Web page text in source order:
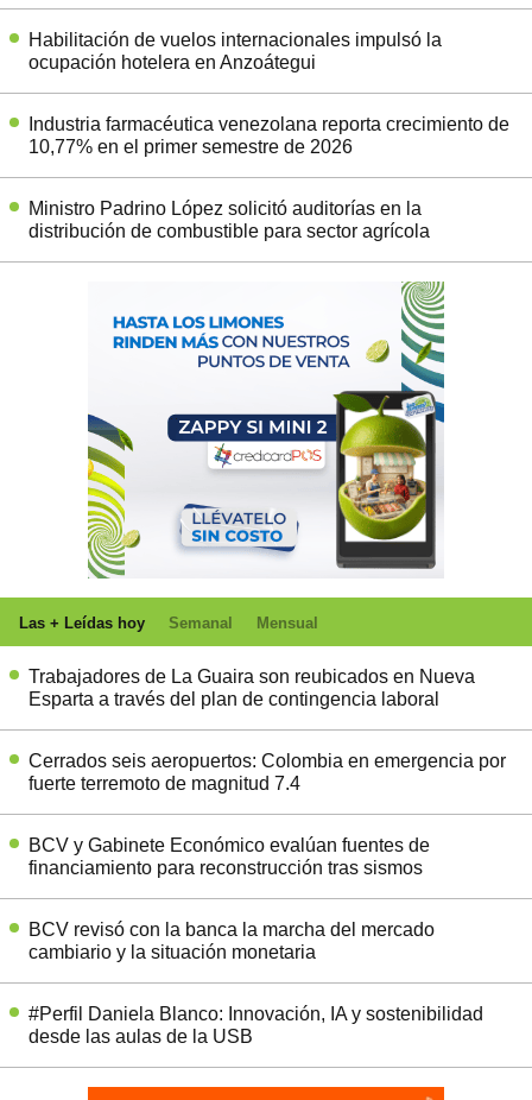
Habilitación de vuelos internacionales impulsó la
ocupación hotelera en Anzoátegui
Industria farmacéutica venezolana reporta crecimiento de
10,77% en el primer semestre de 2026
Ministro Padrino López solicitó auditorías en la
distribución de combustible para sector agrícola
Las + Leídas hoy Semanal Mensual
Trabajadores de La Guaira son reubicados en Nueva
Esparta a través del plan de contingencia laboral
Cerrados seis aeropuertos: Colombia en emergencia por
fuerte terremoto de magnitud 7.4
BCV y Gabinete Económico evalúan fuentes de
financiamiento para reconstrucción tras sismos
BCV revisó con la banca la marcha del mercado
cambiario y la situación monetaria
#Perfil Daniela Blanco: Innovación, IA y sostenibilidad
desde las aulas de la USB